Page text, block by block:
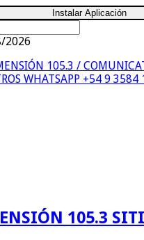
Instalar Aplicación
2026
105.3 /
WHATSAPP +54 9 3584
105.3